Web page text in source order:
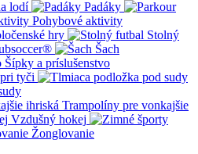
lodí
Padáky
Pohybové aktivity
hry
Stolný
Šach
Šípky a príslušenstvo
tyči
Trampolíny pre vonkajšie
Vzdušný hokej
Žonglovanie